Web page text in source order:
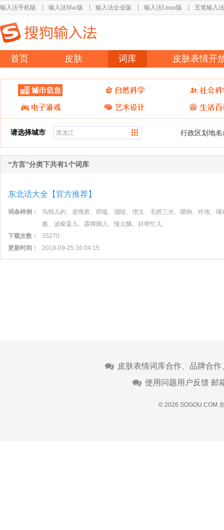
输入法手机版 输入法Mac版 输入法企业版 输入法Linux版 五笔输入法
首页 皮肤 词库 皮肤表情开
请选择城市 行政区划地名
“方言”分类下共有1个词库
东北话大全【官方推荐】
词条样例：
鸟悄儿的、老嘎瘩、唠嗑、溜哒、埋汰、毛楞三光、嗯呐、咋地、
脆、波棱盖儿、露脚腕儿、慢点飘、好帮忙儿
下载次数：
35270
更新时间：
2019-09-25 16:04:15
皮肤表情词库合作、品牌合
使用问题用户反馈 邮
© 2026 SOGOU.COM